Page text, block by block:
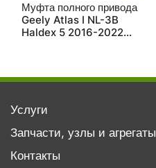
Муфта полного привода
Geely Atlas I NL-3B
Haldex 5 2016-2022
Услуги
Запчасти, узлы и агрегаты
Контакты